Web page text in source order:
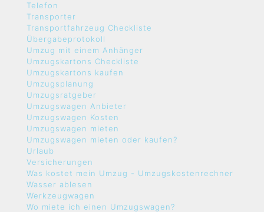
Telefon
Transporter
Transportfahrzeug Checkliste
Übergabeprotokoll
Umzug mit einem Anhänger
Umzugskartons Checkliste
Umzugskartons kaufen
Umzugsplanung
Umzugsratgeber
Umzugswagen Anbieter
Umzugswagen Kosten
Umzugswagen mieten
Umzugswagen mieten oder kaufen?
Urlaub
Versicherungen
Was kostet mein Umzug - Umzugskostenrechner
Wasser ablesen
Werkzeugwagen
Wo miete ich einen Umzugswagen?